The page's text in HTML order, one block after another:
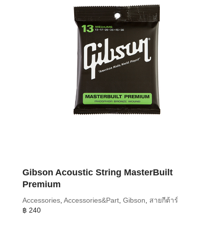
Gibson Acoustic String MasterBuilt
Premium
Accessories, Accessories&Part, Gibson, สายกีต้าร์
฿ 240